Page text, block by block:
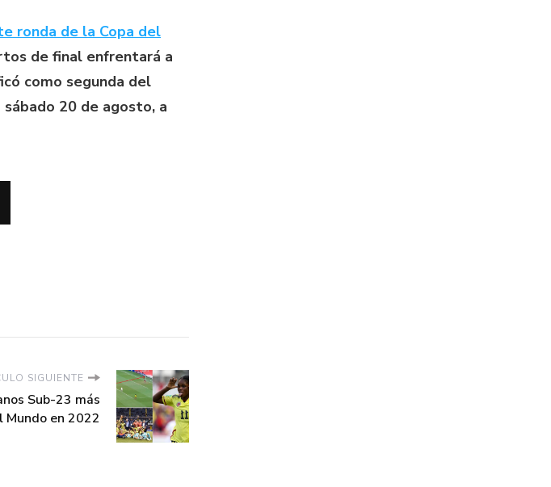
ronda de la Copa del
de final enfrentará a
como segunda del
20 de agosto, a
SIGUIENTE
Sub-23 más
Mundo en 2022